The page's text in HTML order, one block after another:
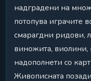
надградени на
потопува играчите
смарагдни ридови,
виножита,
надополнети со
Живописната